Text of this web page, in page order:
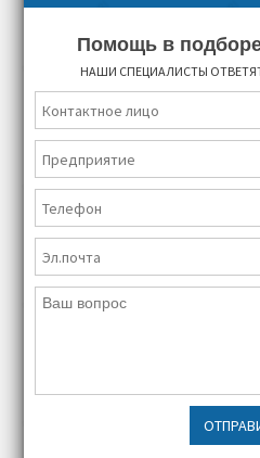
Помощь в
НАШИ СПЕЦИАЛИСТЫ